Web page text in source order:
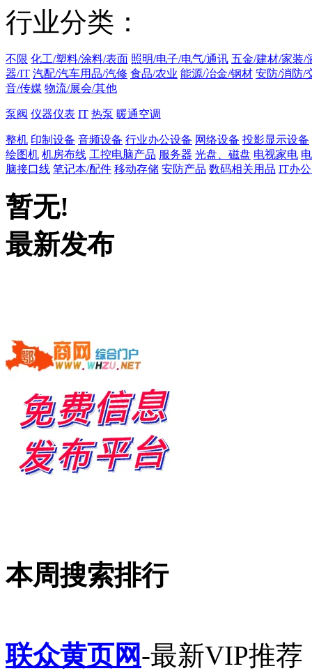
行业分类：
不限 化工/塑料/涂料/表面 照明/电子/电气/通讯 五金/建材/家装/
器/IT 汽配/汽车用品/汽修 食品/农业 能源/冶金/钢材 安防/消防/
音/传媒 物流/展会/其他
泵阀 仪器仪表 IT 热泵 暖通空调
整机 印制设备 音频设备 行业办公设备 网络设备 投影显示设备
绘图机 机房布线 工控电脑产品 服务器 光盘、磁盘 电视家电
脑接口线 笔记本/配件 移动存储 安防产品 数码相关用品 IT办
暂无!
最新发布
本周搜索排行
联众黄页网-最新VIP推荐